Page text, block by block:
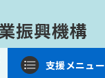
支援メニュー